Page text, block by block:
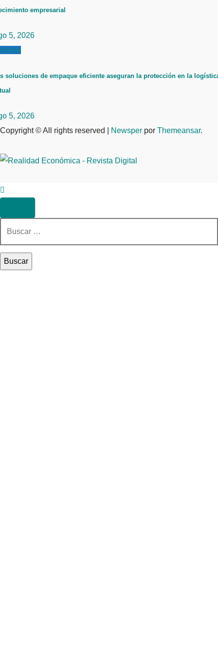
empresarial
5, 2026
soluciones de empaque eficiente aseguran la protección en la
5, 2026
Copyright © All rights reserved
Newsper por Themeansar.